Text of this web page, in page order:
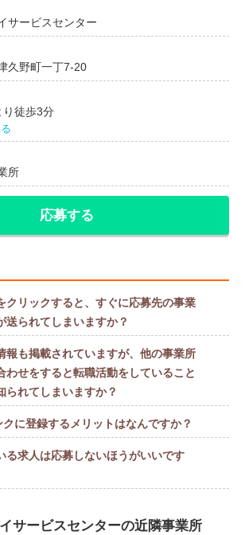
サービスセンター
久野町一丁7-20
り徒歩3分
所
応募する
クリックすると、すぐに応募先の事業
送られてしまいますか？
報も掲載されていますが、他の事業所
わせをすると転職活動をしていること
られてしまいますか？
に登録するメリットはなんですか？
る求人は応募しないほうがいいです
サービスセンターの近隣事業所